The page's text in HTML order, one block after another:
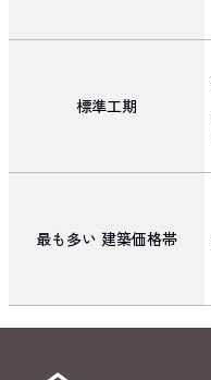
標準工期
最も多い 建築価格帯